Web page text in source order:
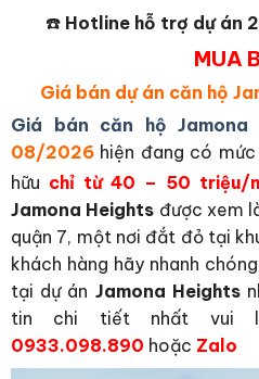
☎️Hotline hỗ trợ dự án
MUA
Giá bán dự án căn hộ
Giá bán căn hộ Jamona
08/2026 hiện đang có
hữu chỉ từ 40 – 50 triệu/
Jamona Heights được xem
quận 7, một nơi đắt đỏ tại
khách hàng hãy nhanh
tại dự án Jamona Heights
tin chi tiết nhất vui
0933.098.890 hoặc Zalo